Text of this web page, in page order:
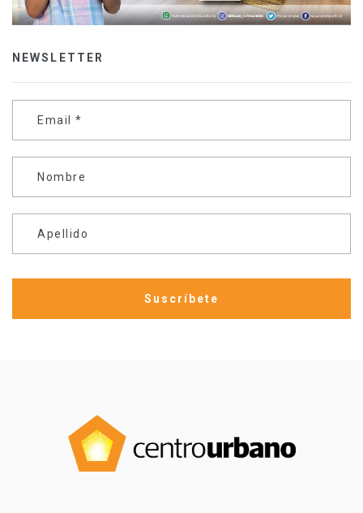
NEWSLETTER
Email *
Nombre
Apellido